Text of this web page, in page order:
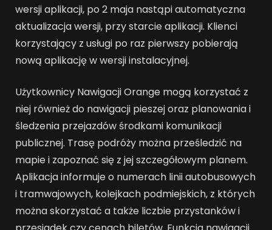
wersji aplikacji, po 2 maja nastąpi automatyczna
aktualizacja wersji, przy starcie aplikacji. Klienci
korzystający z usługi po raz pierwszy pobierają
nową aplikację w wersji instalacyjnej.
Użytkownicy Nawigacji Orange mogą korzystać z
niej również do nawigacji pieszej oraz planowania i
śledzenia przejazdów środkami komunikacji
publicznej. Trasę podróży można prześledzić na
mapie i zapoznać się z jej szczegółowym planem.
Aplikacja informuje o numerach linii autobusowych
i tramwajowych, kolejkach podmiejskich, z których
można skorzystać a także liczbie przystanków i